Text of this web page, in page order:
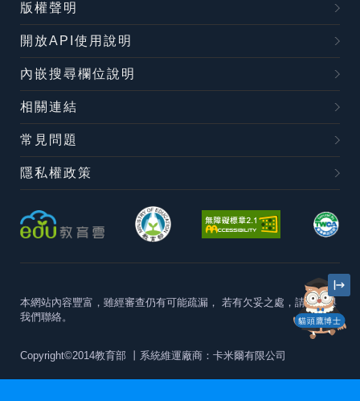
貓頭鷹博士
版權聲明
開放API使用說明
內嵌搜尋欄位說明
相關連結
常見問題
隱私權政策
本網站內容豐富，雖經審查仍有可能疏漏， 若有欠妥之處，請隨時與
我們聯絡。
Copyright©2014教育部 丨系統維運廠商：卡米爾有限公司